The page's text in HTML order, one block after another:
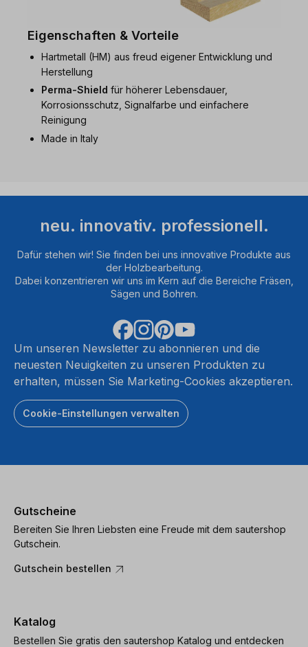
Eigenschaften & Vorteile
Hartmetall (HM) aus freud eigener Entwicklung und
Herstellung
Perma-Shield für höherer Lebensdauer,
Korrosionsschutz, Signalfarbe und einfachere
Reinigung
Made in Italy
neu. innovativ. professionell.
Dafür stehen wir! Sie finden bei uns innovative Produkte aus
der Holzbearbeitung.
Dabei konzentrieren wir uns im Kern auf die Bereiche Fräsen,
Sägen und Bohren.
Um unseren Newsletter zu abonnieren und die
neuesten Neuigkeiten zu unseren Produkten zu
erhalten, müssen Sie Marketing-Cookies akzeptieren.
Cookie-Einstellungen verwalten
Gutscheine
Bereiten Sie Ihren Liebsten eine Freude mit dem sautershop
Gutschein.
Gutschein bestellen
Katalog
Bestellen Sie gratis den sautershop Katalog und entdecken